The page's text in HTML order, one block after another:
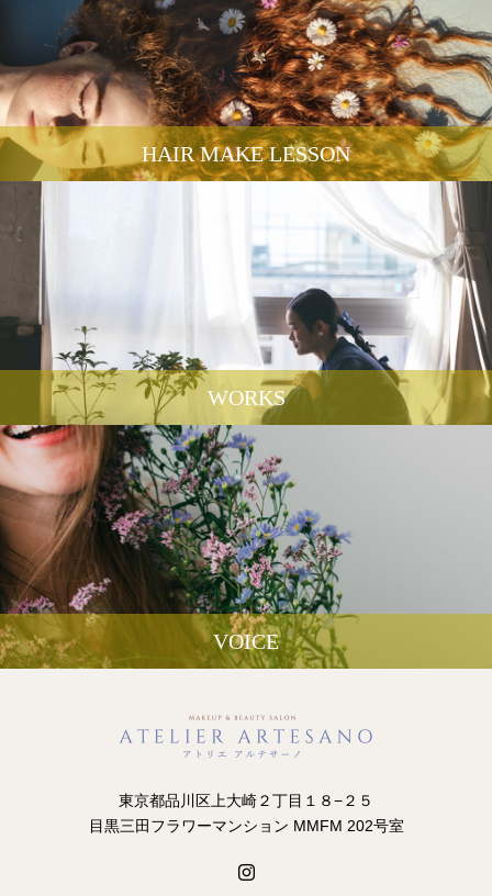
HAIR MAKE LESSON
WORKS
VOICE
東京都品川区上大崎２丁目１８−２５
目黒三田フラワーマンション MMFM 202号室